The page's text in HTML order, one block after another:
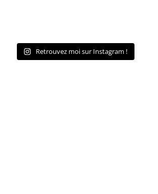
Retrouvez moi sur Instagram !